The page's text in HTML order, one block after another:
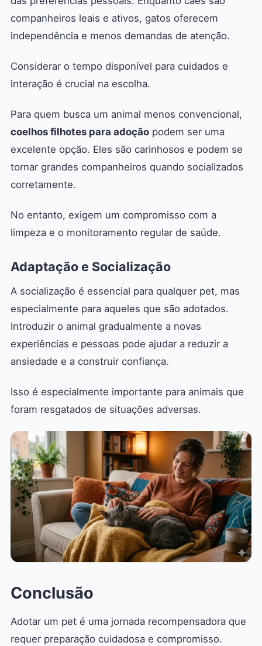
companheiros leais e ativos, gatos oferecem
independência e menos demandas de atenção.
Considerar o tempo disponível para cuidados e
interação é crucial na escolha.
Para quem busca um animal menos convencional,
coelhos filhotes para adoção podem ser uma
excelente opção. Eles são carinhosos e podem se
tornar grandes companheiros quando socializados
corretamente.
No entanto, exigem um compromisso com a
limpeza e o monitoramento regular de saúde.
Adaptação e Socialização
A socialização é essencial para qualquer pet, mas
especialmente para aqueles que são adotados.
Introduzir o animal gradualmente a novas
experiências e pessoas pode ajudar a reduzir a
ansiedade e a construir confiança.
Isso é especialmente importante para animais que
foram resgatados de situações adversas.
Conclusão
Adotar um pet é uma jornada recompensadora que
requer preparação cuidadosa e compromisso.